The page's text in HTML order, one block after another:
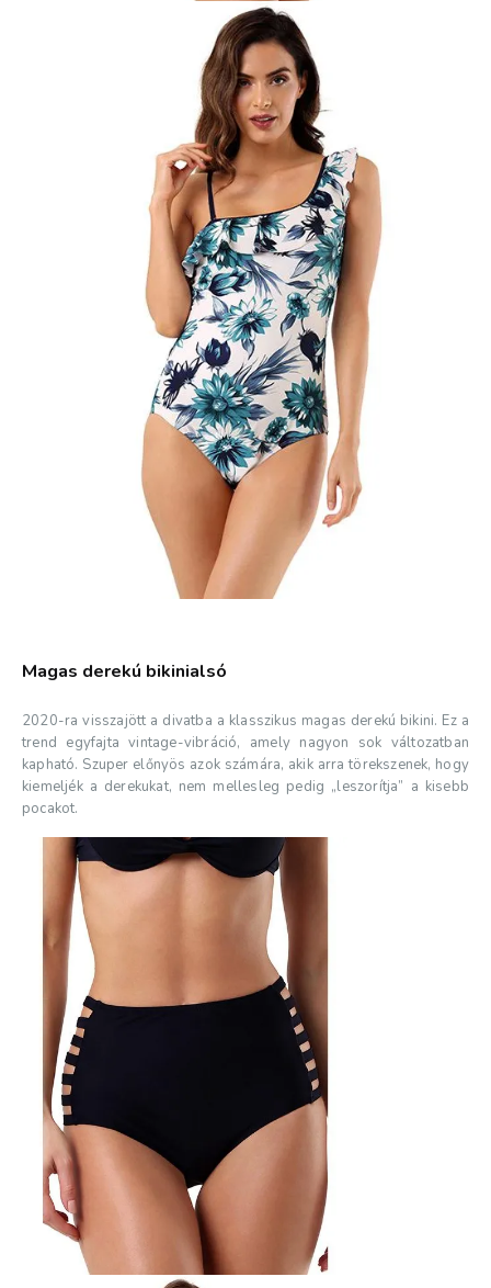
Magas derekú bikinialsó
2020-ra visszajött a divatba a klasszikus magas derekú bikini. Ez a
trend egyfajta vintage-vibráció, amely nagyon sok változatban
kapható. Szuper előnyös azok számára, akik arra törekszenek, hogy
kiemeljék a derekukat, nem mellesleg pedig „leszorítja” a kisebb
pocakot.